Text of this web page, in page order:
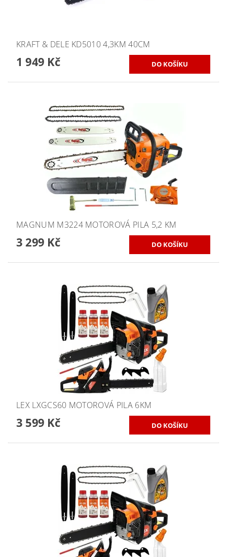
KRAFT & DELE KD5010 4,3KM 40CM
1 949 Kč
MAGNUM M3224 MOTOROVÁ PILA 5,2 KM
3 299 Kč
LEX LXGCS60 MOTOROVÁ PILA 6KM
3 599 Kč